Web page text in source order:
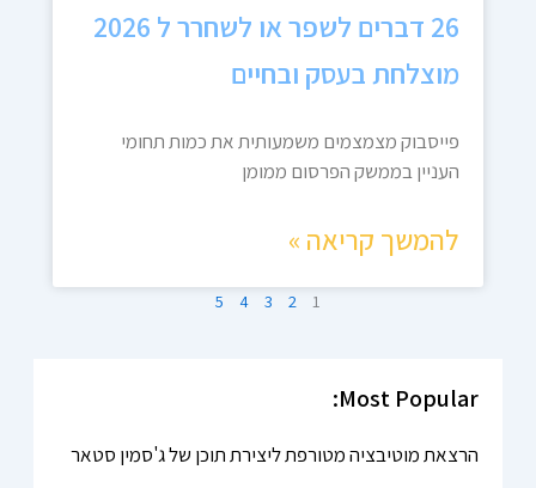
26 דברים לשפר או לשחרר ל 2026
מוצלחת בעסק ובחיים
פייסבוק מצמצמים משמעותית את כמות תחומי
העניין בממשק הפרסום ממומן
להמשך קריאה »
1
2
3
4
5
Most Popular:
הרצאת מוטיבציה מטורפת ליצירת תוכן של ג'סמין סטאר